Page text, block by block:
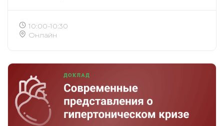
10:00-10:30
Онлайн